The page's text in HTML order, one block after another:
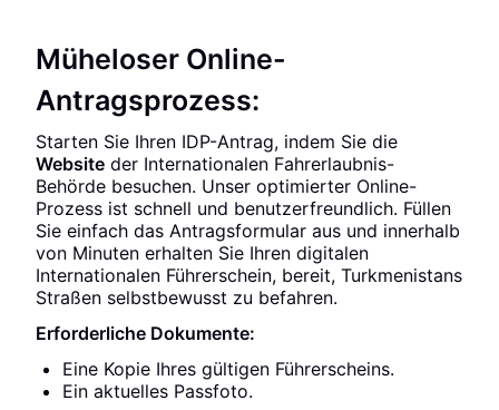
Müheloser Online-
Antragsprozess:
Starten Sie Ihren IDP-Antrag, indem Sie die
Website der Internationalen Fahrerlaubnis-
Behörde besuchen. Unser optimierter Online-
Prozess ist schnell und benutzerfreundlich. Füllen
Sie einfach das Antragsformular aus und innerhalb
von Minuten erhalten Sie Ihren digitalen
Internationalen Führerschein, bereit, Turkmenistans
Straßen selbstbewusst zu befahren.
Erforderliche Dokumente:
Eine Kopie Ihres gültigen Führerscheins.
Ein aktuelles Passfoto.